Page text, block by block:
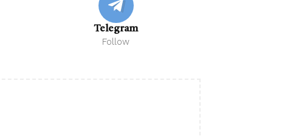
Telegram
Follow